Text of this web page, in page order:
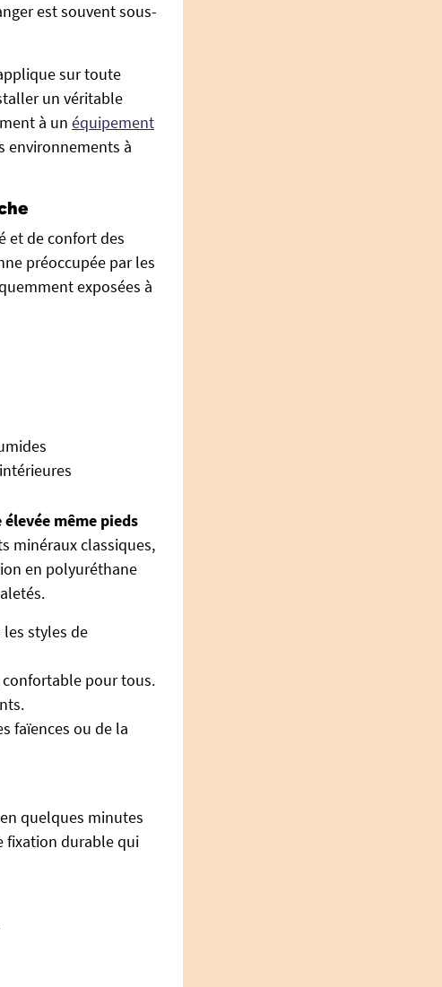
est souvent sous-
sur toute
un véritable
à un équipement
environnements à
et de confort des
préoccupée par les
exposées à
élevée même pieds
minéraux classiques,
en polyuréthane
les styles de
confortable pour tous.
faïences ou de la
quelques minutes
fixation durable qui